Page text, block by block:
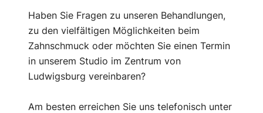
Haben Sie Fragen zu unseren Behandlungen,
zu den vielfältigen Möglichkeiten beim
Zahnschmuck oder möchten Sie einen Termin
in unserem Studio im Zentrum von
Ludwigsburg vereinbaren?
Am besten erreichen Sie uns telefonisch unter